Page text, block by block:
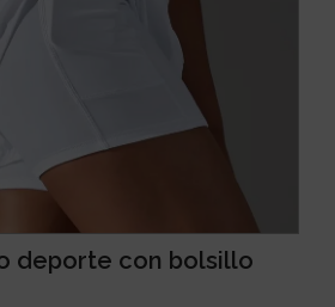
deporte con bolsillo